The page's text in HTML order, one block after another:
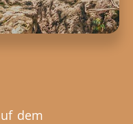
dem